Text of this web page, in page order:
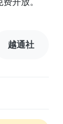
越通社